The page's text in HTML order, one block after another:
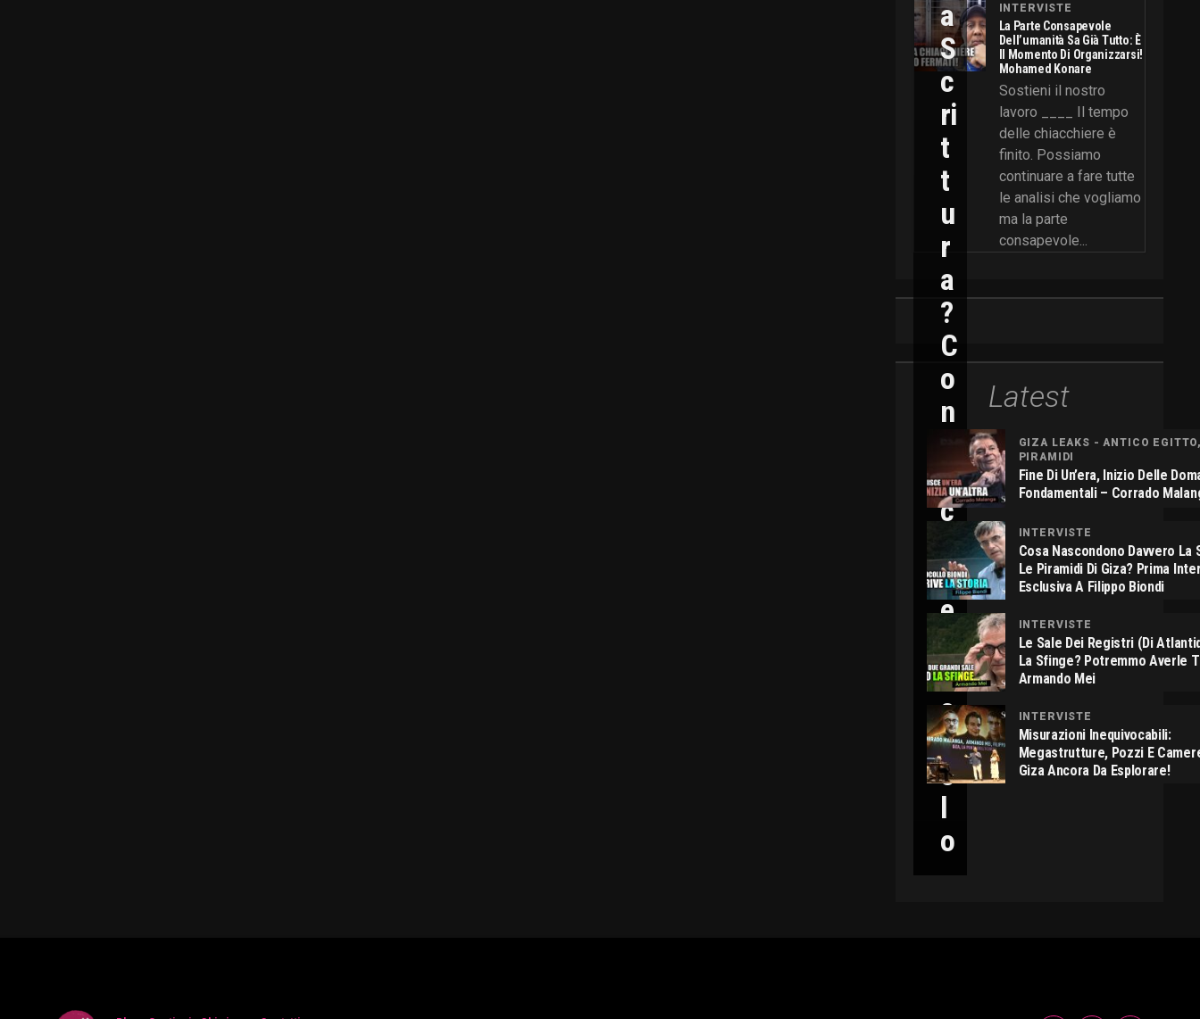
INTERVISTE
La Parte Consapevole
Dell’umanità Sa Già Tutto: È
Il Momento Di Organizzarsi!
Mohamed Konare
Sostieni il nostro
lavoro ____ Il tempo
delle chiacchiere è
finito. Possiamo
continuare a fare tutte
le analisi che vogliamo
ma la parte
consapevole...
Latest
A
S
C
Ri
T
T
U
R
A
?
C
O
N
I
C
L
E
C
I
C
C
O
L
O
GIZA LEAKS - ANTICO
PIRAMIDI
Fine Di Un’era, Inizio Delle
Fondamentali – Corrado
INTERVISTE
Cosa Nascondono Davvero La
Le Piramidi Di Giza? Prima
Esclusiva A Filippo Biondi
INTERVISTE
Le Sale Dei Registri (di
La Sfinge? Potremmo Averle
Armando Mei
INTERVISTE
Misurazioni Inequivocabili:
Megastrutture, Pozzi E
Giza Ancora Da Esplorare!